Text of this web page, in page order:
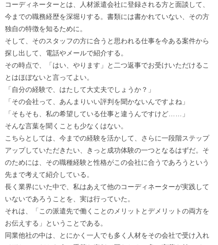
コーディネーターとは、人材派遣会社に登録される方と面談して、
今までの職務経歴を深堀りする。書類には書かれていない、その方
独自の特徴を知るために。
そして、そのスタッフの方に合うと思われる仕事を今ある案件から
探し出して、電話やメールで紹介する。
その時点で、「はい、やります」と二つ返事でお受けいただけるこ
とはほぼないと言ってよい。
「自分の経験で、はたして大丈夫でしょうか？」
「その会社って、あんまりいい評判を聞かないんですよね」
「そもそも、私の希望している仕事と違うんですけど……」
そんな言葉を聞くことも少なくはない。
こちらとしては、今までの経験を活かして、さらに一段階ステップ
アップしていただきたい、きっと成功体験の一つとなるはずだ。そ
のためには、その職種経験と性格がこの会社に合うであろうという
先まで考えて紹介している。
長く業界にいた中で、私はあえて他のコーディネーターが実践して
いないであろうことを、実は行っていた。
それは、「この派遣先で働くことのメリットとデメリットの両方を
お伝えする」ということである。
同業他社の中は、とにかく一人でも多く人材をその会社で受け入れ